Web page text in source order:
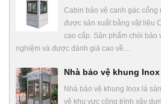
Cabin bảo vệ canh gác cổng
được sản xuất bằng vật liệu
cao cấp. Sản phẩm chòi
nghiệm và được đánh giá cao về…
Nhà bảo vệ khung Inox
Nhà bảo vệ khung Inox là
vệ khu vực công trình xây